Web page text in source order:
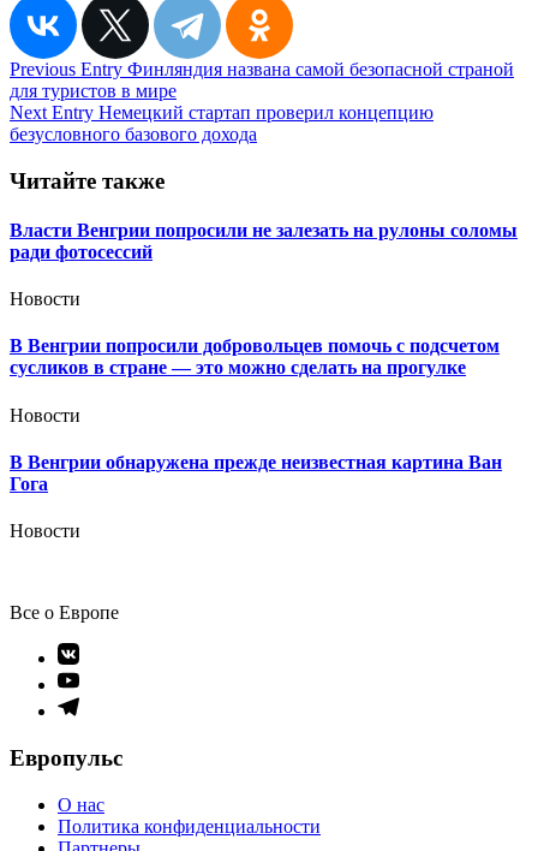
Навигация
по
записям
Previous Entry Финляндия названа самой безопасной страной
для туристов в мире
Next Entry Немецкий стартап проверил концепцию
безусловного базового дохода
Читайте также
Власти Венгрии попросили не залезать на рулоны соломы
ради фотосессий
Новости
В Венгрии попросили добровольцев помочь с подсчетом
сусликов в стране — это можно сделать на прогулке
Новости
В Венгрии обнаружена прежде неизвестная картина Ван
Гога
Новости
Все о Европе
Элемент
меню
Элемент
меню
Элемент
Европульс
О нас
Политика конфиденциальности